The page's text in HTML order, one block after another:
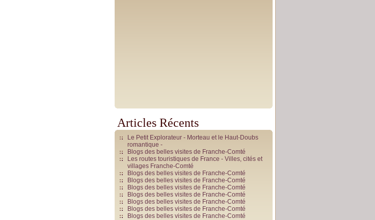
Articles Récents
Le Petit Explorateur - Morteau et le Haut-Doubs
romantique -
Blogs des belles visites de Franche-Comté
Les routes touristiques de France - Villes, cités et
villages Franche-Comté
Blogs des belles visites de Franche-Comté
Blogs des belles visites de Franche-Comté
Blogs des belles visites de Franche-Comté
Blogs des belles visites de Franche-Comté
Blogs des belles visites de Franche-Comté
Blogs des belles visites de Franche-Comté
Blogs des belles visites de Franche-Comté